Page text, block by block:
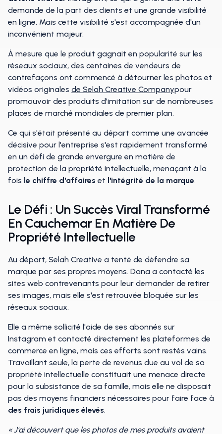
demande de la part des clients et une grande visibilité
en ligne. Mais cette visibilité s'est accompagnée d'un
inconvénient majeur.
À mesure que le produit gagnait en popularité sur les
réseaux sociaux, des centaines de vendeurs de
contrefaçons ont commencé à détourner les photos et
vidéos originales de Selah Creative Companypour
promouvoir des produits d'imitation sur de nombreuses
places de marché mondiales de premier plan.
Ce qui s'était présenté au départ comme une avancée
décisive pour l'entreprise s'est rapidement transformé
en un défi de grande envergure en matière de
protection de la propriété intellectuelle, menaçant à la
fois le chiffre d'affaires et l'intégrité de la marque.
Le Défi : Un Succès Viral Transformé
En Cauchemar En Matière De
Propriété Intellectuelle
Au départ, Selah Creative a tenté de défendre sa
marque par ses propres moyens. Dana a contacté les
sites web contrevenants pour leur demander de retirer
ses images, mais elle s'est retrouvée bloquée sur les
réseaux sociaux.
Elle a même sollicité l'aide de ses abonnés sur
Instagram et contacté directement les plateformes de
commerce en ligne, mais ces efforts sont restés vains.
Travaillant seule, la perte de revenus due au vol de sa
propriété intellectuelle constituait une menace directe
pour la subsistance de sa famille, mais elle ne disposait
pas des moyens financiers nécessaires pour faire face à
des frais juridiques élevés.
« J'ai découvert que les photos de mes produits avaient